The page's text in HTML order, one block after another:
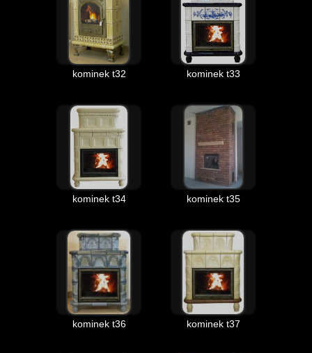
kominek t32 kominek t33
kominek t34 kominek t35
kominek t36 kominek t37